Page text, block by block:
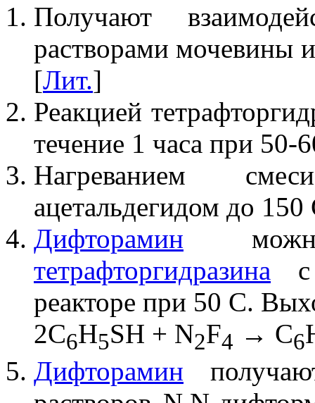
Получают
растворами мочевины
[Лит.]
Реакцией
течение 1 часа при
Нагреванием
ацетальдегидом до
Дифторамин
тетрафторгидразина
реакторе при 50 С.
2C6H5SH + N2F4 → C6
Дифторамин